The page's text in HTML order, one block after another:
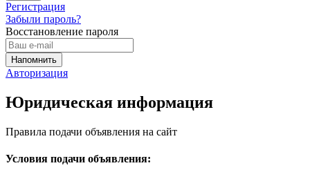
Регистрация
Забыли пароль?
Восстановление пароля
Авторизация
Юридическая информация
Правила подачи объявления на сайт
Условия подачи объявления: